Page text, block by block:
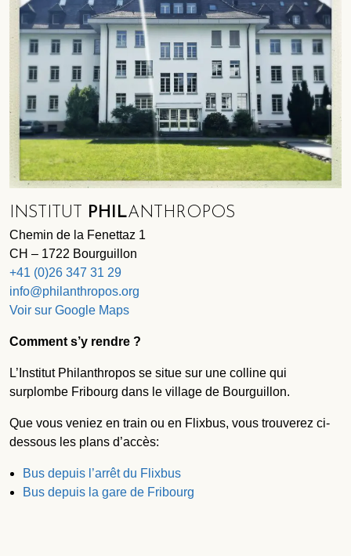
INSTITUT PHILANTHROPOS
Chemin de la Fenettaz 1
CH – 1722 Bourguillon
+41 (0)26 347 31 29
info@philanthropos.org
Voir sur Google Maps
Comment s’y rendre ?
L’Institut Philanthropos se situe sur une colline qui
surplombe Fribourg dans le village de Bourguillon.
Que vous veniez en train ou en Flixbus, vous trouverez ci-
dessous les plans d’accès:
Bus depuis l’arrêt du Flixbus
Bus depuis la gare de Fribourg